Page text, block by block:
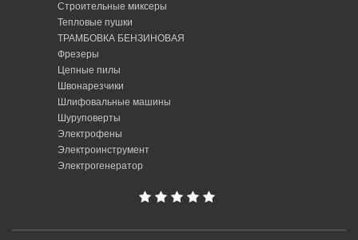
Строительные миксеры
Тепловые пушки
ТРАМБОВКА БЕНЗИНОВАЯ
Фрезеры
Цепные пилы
Швонарезчики
Шлифовальные машины
Шуруповерты
Электрофены
Электроинструмент
Электрогенератор